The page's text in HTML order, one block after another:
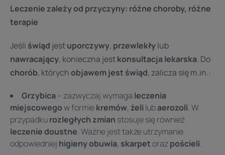
Leczenie zależy od przyczyny: różne choroby, różne
terapie
Jeśli świąd jestuporczywy, przewlekłylub
nawracający, konieczna jestkonsultacja lekarska. Do
chorób, którychobjawem jest świąd, zalicza się m.in.:
Grzybica – zazwyczaj wymaga leczenia
miejscowegow formiekremów, żeli lubaerozoli. W
przypadku rozległych zmian stosuje się również
leczenie doustne. Ważne jest także utrzymanie
odpowiedniej higieny obuwia, skarpetorazpościeli.